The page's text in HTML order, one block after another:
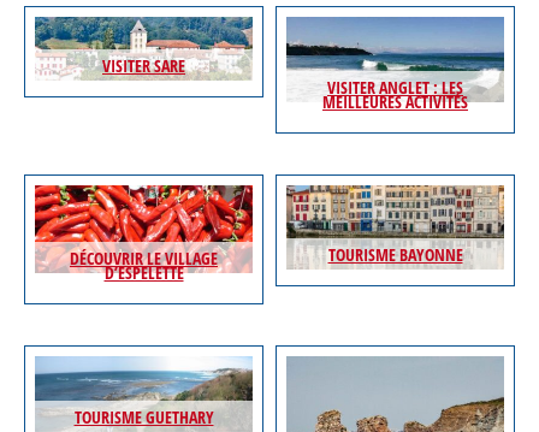
VISITER SARE
VISITER ANGLET : LES
MEILLEURES ACTIVITÉS
DÉCOUVRIR LE VILLAGE
D’ESPELETTE
TOURISME BAYONNE
TOURISME GUETHARY